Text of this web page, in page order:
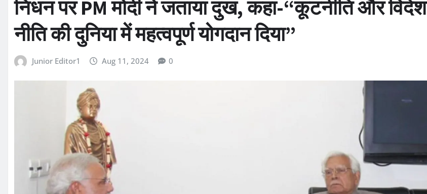
निधन पर PM मोदी ने जताया दुख, कहा-“कूटनीति और विदेश
नीति की दुनिया में महत्वपूर्ण योगदान दिया”
Junior Editor1 Aug 11, 2024 0